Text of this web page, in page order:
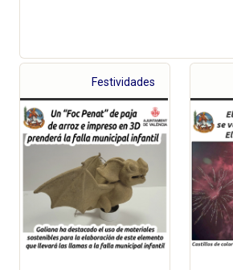
Festividades